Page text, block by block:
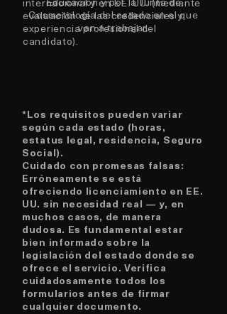
Cosmetología del estado en el que
van a trabajar.
evaluación de las credenciales y
experiencia profesional del
candidato).
*Los requisitos pueden variar
según cada estado (horas,
estatus legal, residencia, Seguro
Social).
Cuidado con promesas falsas:
Erróneamente se está
ofreciendo licenciamiento en EE.
UU. sin necesidad real — y, en
muchos casos, de manera
dudosa. Es fundamental estar
bien informado sobre la
legislación del estado donde se
ofrece el servicio. Verifica
cuidadosamente todos los
formularios antes de firmar
cualquier documento.